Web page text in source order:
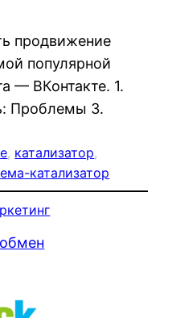
продвижение
популярной
— ВКонтакте. 1.
Проблемы 3.
, катализатор
катализатор